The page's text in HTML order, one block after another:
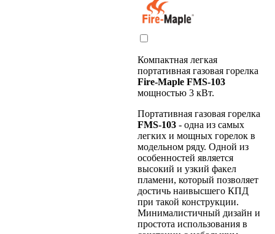
Компактная легкая
портативная газовая горелка
Fire-Maple FMS-103
мощностью 3 кВт.
Портативная газовая горелка
FMS-103 - одна из самых
легких и мощных горелок в
модельном ряду. Одной из
особенностей является
высокий и узкий факел
пламени, который позволяет
достичь наивысшего КПД
при такой конструкции.
Минималистичный дизайн и
простота использования в